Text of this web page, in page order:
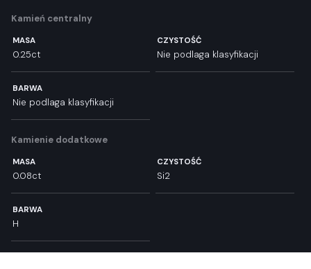
Kamień centralny
MASA
0.25ct
CZYSTOŚĆ
Nie podlaga klasyfikacji
BARWA
Nie podlaga klasyfikacji
Kamienie dodatkowe
MASA
0.08ct
CZYSTOŚĆ
Si2
BARWA
H